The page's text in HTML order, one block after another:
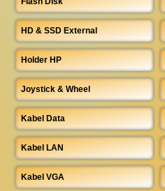
HD & SSD External
Holder HP
Joystick & Wheel
Kabel Data
Kabel LAN
Kabel VGA